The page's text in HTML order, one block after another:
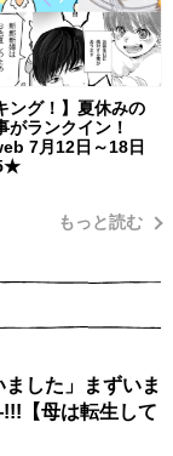
ング！】夏休みの
がランクイン！
7月12日～18日
もっと読む
ました」まずいま
【母は転生して